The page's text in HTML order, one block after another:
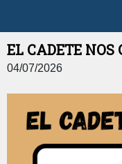
EL CADETE NOS
04/07/2026